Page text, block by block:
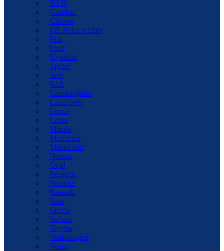
BYD
Cadillac
Citroen
DS Automobiles
Fiat
Ford
Hyundai
Jaguar
Jeep
KIA
Lamborghini
Landrover
Lexus
Lotus
Mazda
Mercedes
Mitsubishi
Nissan
Opel
Peugeot
Porsche
Renault
Seat
Skoda
Subaru
Toyota
Volkswagen
Volvo